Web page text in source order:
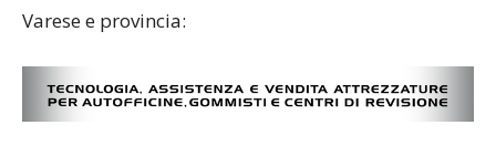
Varese e provincia: